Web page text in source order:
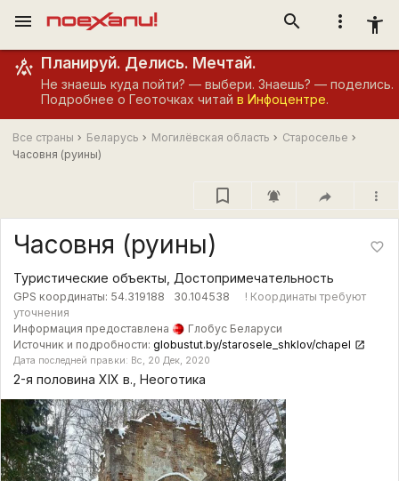
more_vert accessibility_new
search
menu
Планируй. Делись. Мечтай.
Не знаешь куда пойти? — выбери. Знаешь? — поделись.
Подробнее о Геоточках читай в Инфоцентре.
Все страны Беларусь Могилёвская область
Староселье
Часовня (руины)
notifications_active more_vert
Часовня (руины) favorite_border
Туристические объекты, Достопримечательность
GPS координаты: 54.319188 30.104538
! Координаты требуют
уточнения
Информация предоставлена
Глобус Беларуси
Источник и подробности: globustut.by/starosele_shklov/chapel
Дата последней правки: Вс, 20 Дек, 2020
2-я половина XIX в., Неоготика